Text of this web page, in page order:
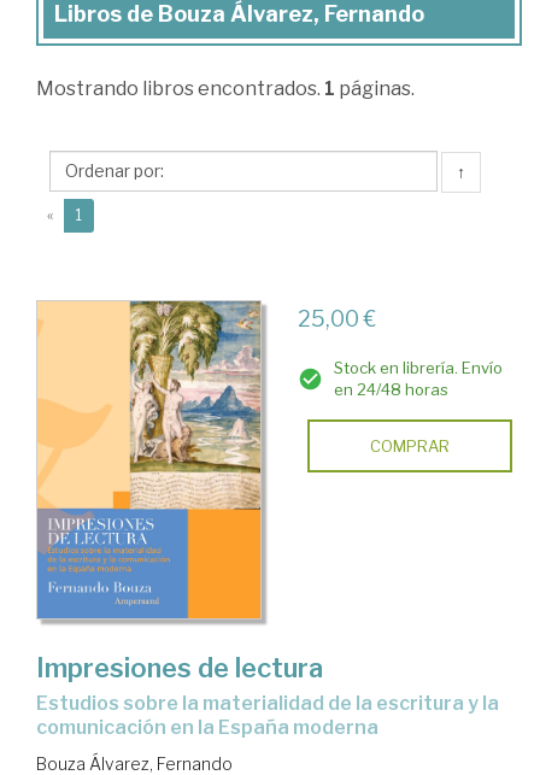
Libros
Bouza
Fernando
Libros de Bouza Álvarez, Fernando
Mostrando libros encontrados. 1 páginas.
↑
« 1
25,00 €
Stock en librería. Envío
en 24/48 horas
COMPRAR
Impresiones de lectura
Estudios sobre la materialidad de la escritura y la
comunicación en la España moderna
Bouza Álvarez, Fernando